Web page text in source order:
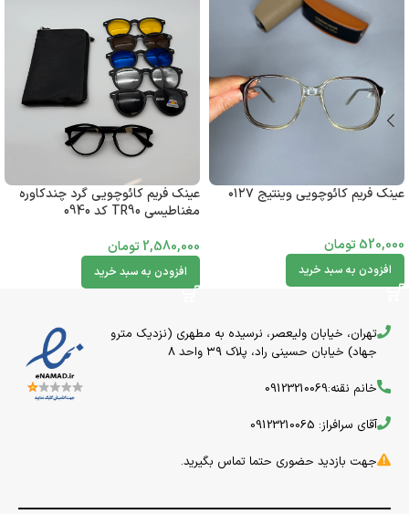
عینک فریم کائوچویی وینتیج ۰۱۲۷
520,000تومان
افزودن به سبد خرید
عینک فریم کائوچویی گرد چندکاوره
مغناطیسی TR90 کد 0940
2,580,000تومان
افزودن به سبد خرید
تهران، خیابان ولیعصر، نرسیده به مطهری (نزدیک مترو
جهاد) خیابان حسینی راد، پلاک ۳۹ واحد 8
خانم نقنه:09123210069
آقای سرافراز: 09123210065
جهت بازدید حضوری حتما تماس بگیرید.